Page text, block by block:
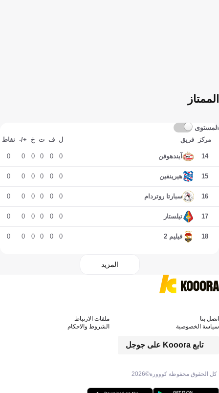
الممتاز
المستوى
مركز فريق ل ف ت خ +/- نقاط
14 آيندهوفن 0
0
0
0
0
0
15 هيرينفين 0
0
0
0
0
0
16 سبارتا روتردام 0
0
0
0
0
0
17 تيلستار 0
0
0
0
0
0
18 فيليم 2 0
0
0
0
0
0
المزيد
كل الحقوق محفوظة كووورة©2026
تابع Kooora على جوجل
اتصل بنا
ملفات الارتباط
سياسة الخصوصية
الشروط والاحكام